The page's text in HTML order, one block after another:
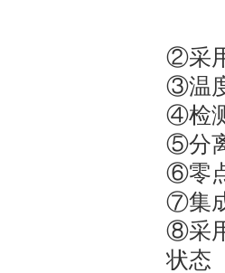
②采
③温
④检
⑤分
⑥零
⑦集
⑧采
状态